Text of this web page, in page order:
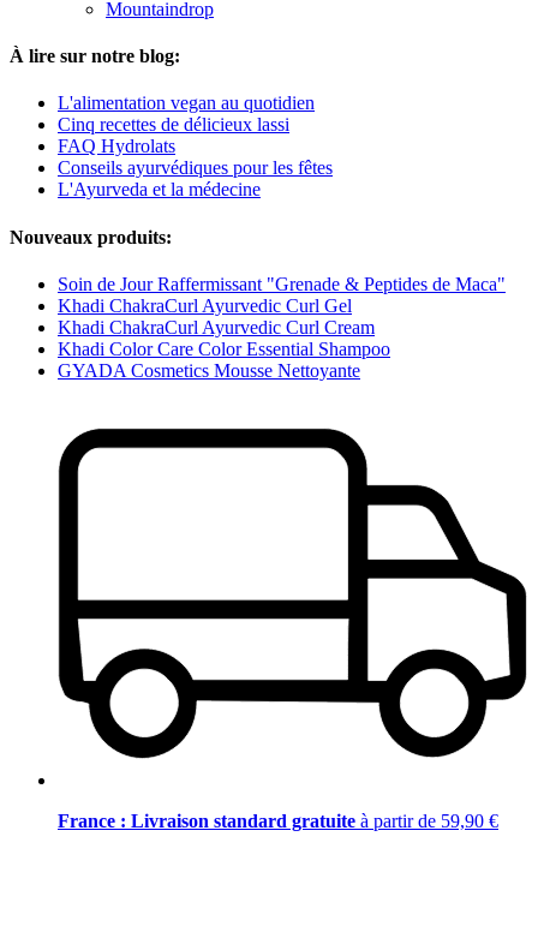
Mountaindrop
À lire sur notre blog:
L'alimentation vegan au quotidien
Cinq recettes de délicieux lassi
FAQ Hydrolats
Conseils ayurvédiques pour les fêtes
L'Ayurveda et la médecine
Nouveaux produits:
Soin de Jour Raffermissant "Grenade & Peptides de Maca"
Khadi ChakraCurl Ayurvedic Curl Gel
Khadi ChakraCurl Ayurvedic Curl Cream
Khadi Color Care Color Essential Shampoo
GYADA Cosmetics Mousse Nettoyante
France : Livraison standard gratuite à partir de 59,90 €